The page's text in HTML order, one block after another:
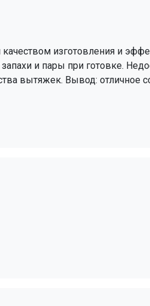
изготовления и
и пары при готовке.
вытяжек. Вывод: отличное